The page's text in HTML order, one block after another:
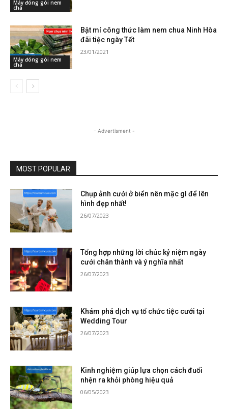
Máy đóng gói nem
chả
Máy đóng gói nem
chả
Bật mí công thức làm nem chua Ninh Hòa
đãi tiệc ngày Tết
23/01/2021
- Advertisment -
MOST POPULAR
Chụp ảnh cưới ở biển nên mặc gì để lên
hình đẹp nhất!
26/07/2023
Tổng hợp những lời chúc kỷ niệm ngày
cưới chân thành và ý nghĩa nhất
26/07/2023
Khám phá dịch vụ tổ chức tiệc cưới tại
Wedding Tour
26/07/2023
Kinh nghiệm giúp lựa chọn cách đuổi
nhện ra khỏi phòng hiệu quả
06/05/2023